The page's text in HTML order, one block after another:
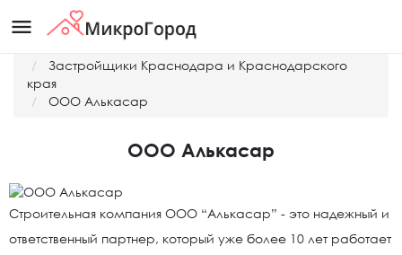
menu
Застройщики Краснодара и Краснодарского
края
ООО Алькасар
ООО Алькасар
Строительная компания ООО “Алькасар” - это надежный и
ответственный партнер, который уже более 10 лет работает